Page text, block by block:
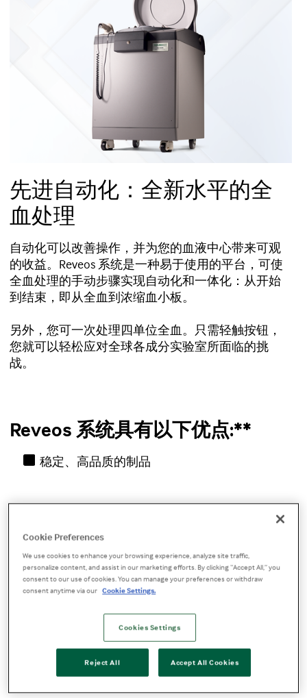
先进自动化：全新水平的全
血处理
自动化可以改善操作，并为您的血液中心带来可观
的收益。Reveos 系统是一种易于使用的平台，可使
全血处理的手动步骤实现自动化和一体化：从开始
到结束，即从全血到浓缩血小板。
另外，您可一次处理四单位全血。只需轻触按钮，
您就可以轻松应对全球各成分实验室所面临的挑
战。
Reveos 系统具有以下优点:**
稳定、高品质的制品
提高产量
优化工作流程
节省空间
Cookie Preferences
We use cookies to enhance your browsing experience, analyze site traffic,
personalize content, and assist in our marketing efforts. By clicking “Accept All,” you
consent to our use of cookies. You can manage your preferences or withdraw
consent anytime via our Cookie Settings.
Cookies Settings
Reject All Accept All Cookies